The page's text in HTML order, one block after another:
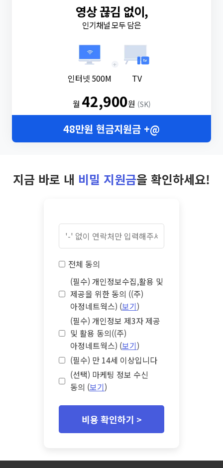
영상 끊김 없이,
인기채널 모두 담은
인터넷 500M
+
TV
월 42,900원 (SK)
48만원 현금지원금 +@
지금 바로 내 비밀 지원금을 확인하세요!
전체 동의
(필수) 개인정보수집,활용 및
제공을 위한 동의 ((주)
아정네트웍스) (보기)
(필수) 개인정보 제3자 제공
및 활용 동의((주)
아정네트웍스) (보기)
(필수) 만 14세 이상입니다
(선택) 마케팅 정보 수신
동의 (보기)
비용 확인하기 >